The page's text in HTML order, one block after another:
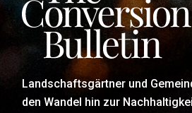
Landschaftsgärtner und
den Wandel hin zur